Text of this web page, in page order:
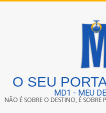
O SEU
MD1 - MEU
NÃO É SOBRE O DESTINO, É SOBRE